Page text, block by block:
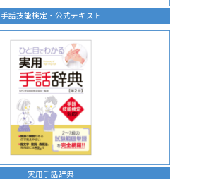
手話技能検定・公式テキスト
実用手話辞典